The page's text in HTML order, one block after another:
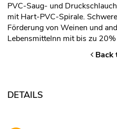
PVC-Saug- und
mit Hart-PVC-Spirale.
Förderung von Weinen und
Lebensmittelnn mit bis zu
Back
DETAILS